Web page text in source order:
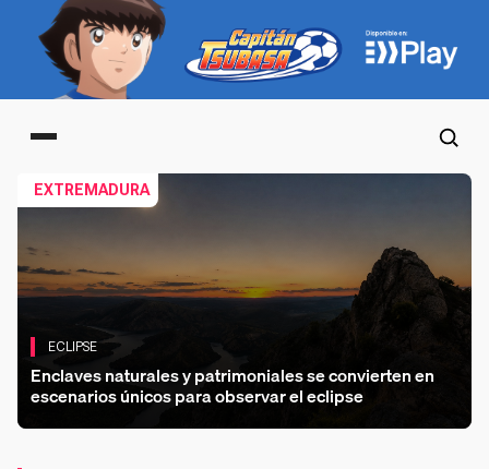
Main menu
EXTREMADURA
ECLIPSE
Enclaves naturales y patrimoniales se convierten en
escenarios únicos para observar el eclipse